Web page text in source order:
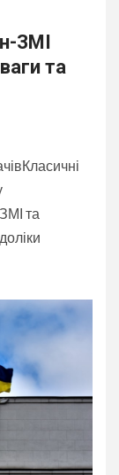
ЗМІ
та
та